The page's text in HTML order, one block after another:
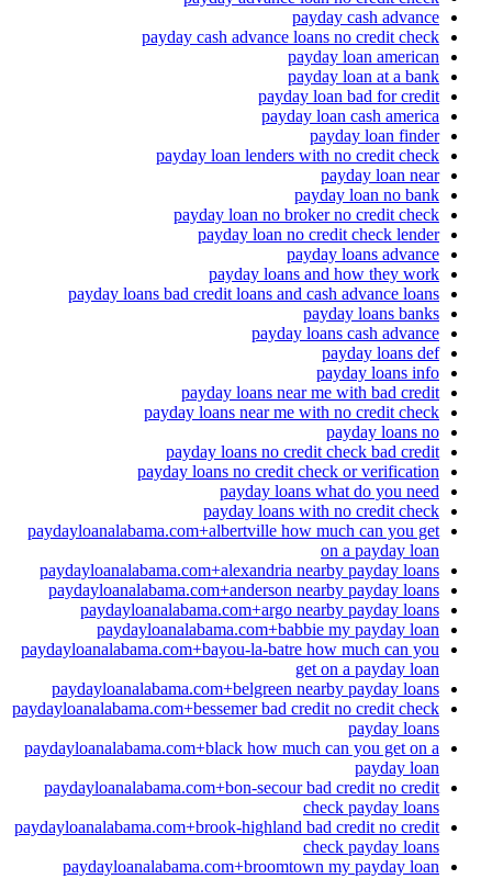
payday cash advance
payday cash advance loans no credit check
payday loan american
payday loan at a bank
payday loan bad for credit
payday loan cash america
payday loan finder
payday loan lenders with no credit check
payday loan near
payday loan no bank
payday loan no broker no credit check
payday loan no credit check lender
payday loans advance
payday loans and how they work
payday loans bad credit loans and cash advance loans
payday loans banks
payday loans cash advance
payday loans def
payday loans info
payday loans near me with bad credit
payday loans near me with no credit check
payday loans no
payday loans no credit check bad credit
payday loans no credit check or verification
payday loans what do you need
payday loans with no credit check
paydayloanalabama.com+albertville how much can you get
on a payday loan
paydayloanalabama.com+alexandria nearby payday loans
paydayloanalabama.com+anderson nearby payday loans
paydayloanalabama.com+argo nearby payday loans
paydayloanalabama.com+babbie my payday loan
paydayloanalabama.com+bayou-la-batre how much can you
get on a payday loan
paydayloanalabama.com+belgreen nearby payday loans
paydayloanalabama.com+bessemer bad credit no credit check
payday loans
paydayloanalabama.com+black how much can you get on a
payday loan
paydayloanalabama.com+bon-secour bad credit no credit
check payday loans
paydayloanalabama.com+brook-highland bad credit no credit
check payday loans
paydayloanalabama.com+broomtown my payday loan